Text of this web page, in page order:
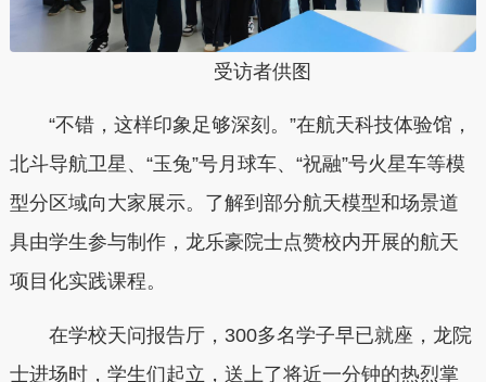
受访者供图
“不错，这样印象足够深刻。”在航天科技体验馆，
北斗导航卫星、“玉兔”号月球车、“祝融”号火星车等模
型分区域向大家展示。了解到部分航天模型和场景道
具由学生参与制作，龙乐豪院士点赞校内开展的航天
项目化实践课程。
在学校天问报告厅，300多名学子早已就座，龙院
士进场时，学生们起立，送上了将近一分钟的热烈掌